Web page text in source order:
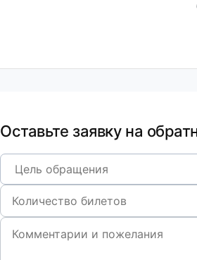
Оставьте заявку на
Цель обращения